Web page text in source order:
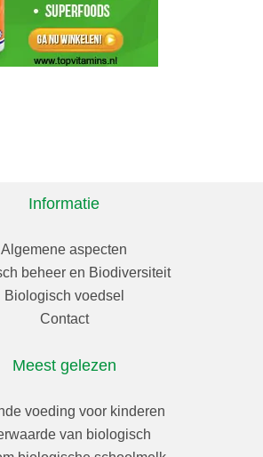
Informatie
Algemene aspecten
beheer en Biodiversiteit
Biologisch voedsel
Contact
Meest gelezen
voeding voor kinderen
van biologisch